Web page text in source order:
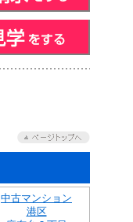
中古マンション
港区